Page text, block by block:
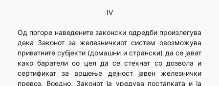
IV
Од погоре наведените законски одредби произлегува
дека Законот за железничкиот систем овозможува
приватните субјекти (домашни и странски) да се јават
како баратели со цел да се стекнат со дозвола и
сертификат за вршење дејност јавен железнички
превоз. Воедно, Законот ја уредува постапката и ја